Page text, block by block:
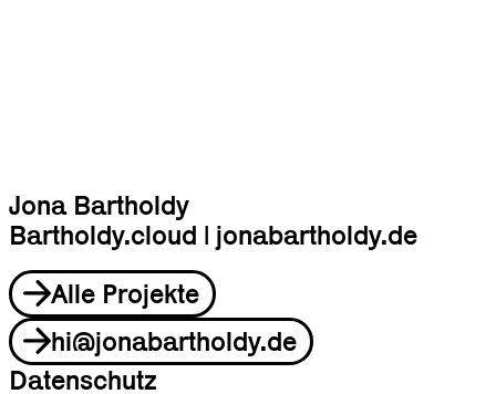
Jona Bartholdy
Bartholdy.cloud | jonabartholdy.de
Alle Projekte
hi@jonabartholdy.de
Datenschutz